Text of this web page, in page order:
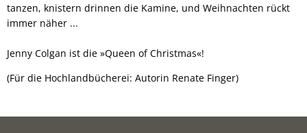
tanzen, knistern drinnen die Kamine, und Weihnachten rückt
immer näher ...
Jenny Colgan ist die »Queen of Christmas«!
(Für die Hochlandbücherei: Autorin Renate Finger)